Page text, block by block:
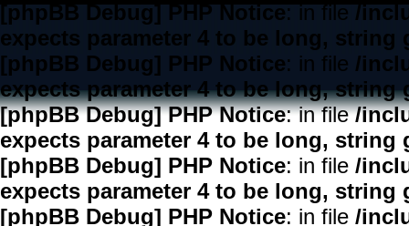
[phpBB Debug] PHP Notice: in file/
expects parameter 4 to be long, string
[phpBB Debug] PHP Notice: in file /
expects parameter 4 to be long, string
[phpBB Debug] PHP Notice: in file/
expects parameter 4 to be long, string
[phpBB Debug] PHP Notice: in file /
expects parameter 4 to be long, string
[phpBB Debug] PHP Notice: in file /